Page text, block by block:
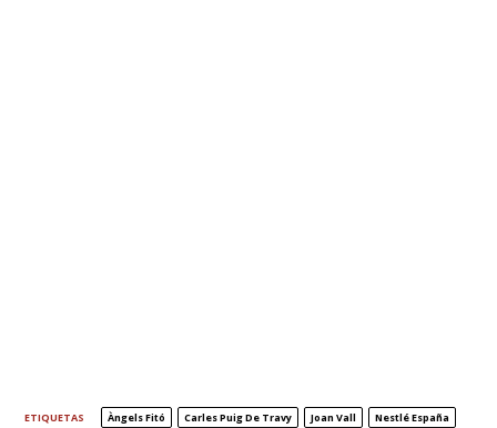
ETIQUETAS Àngels Fitó Carles Puig De Travy Joan Vall
Nestlé España